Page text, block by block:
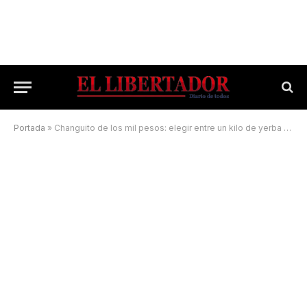
Portada » Changuito de los mil pesos: elegir entre un kilo de yerba o un envase de aceite